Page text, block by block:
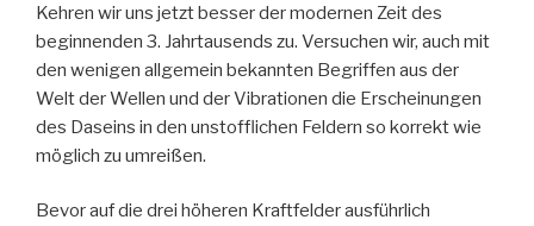
Kehren wir uns jetzt besser der modernen Zeit des
beginnenden 3. Jahrtausends zu. Versuchen wir, auch mit
den wenigen allgemein bekannten Begriffen aus der
Welt der Wellen und der Vibrationen die Erscheinungen
des Daseins in den unstofflichen Feldern so korrekt wie
möglich zu umreißen.
Bevor auf die drei höheren Kraftfelder ausführlich